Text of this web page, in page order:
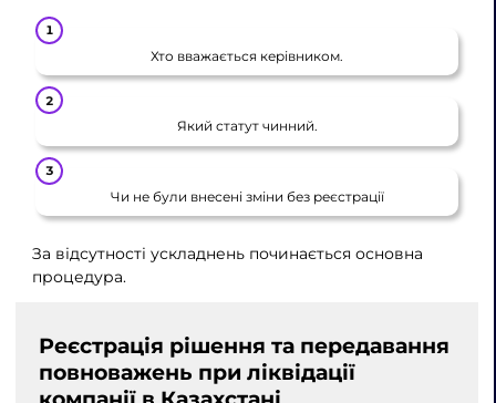
Хто вважається керівником.
Який статут чинний.
Чи не були внесені зміни без реєстрації
За відсутності ускладнень починається основна
процедура.
Реєстрація рішення та передавання
повноважень при ліквідації